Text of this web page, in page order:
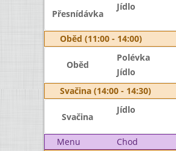
Přesnídávka
Jídlo
Oběd (11:00 - 14:00)
Oběd
Polévka
Jídlo
Svačina (14:00 - 14:30)
Svačina
Jídlo
Menu Chod